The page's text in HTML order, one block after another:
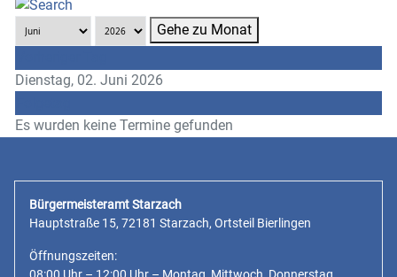
Gehe zu Monat
Dienstag, 02. Juni 2026
Es wurden keine Termine gefunden
Bürgermeisteramt Starzach
Hauptstraße 15, 72181 Starzach, Ortsteil Bierlingen
Öffnungszeiten:
08:00 Uhr – 12:00 Uhr – Montag, Mittwoch, Donnerstag